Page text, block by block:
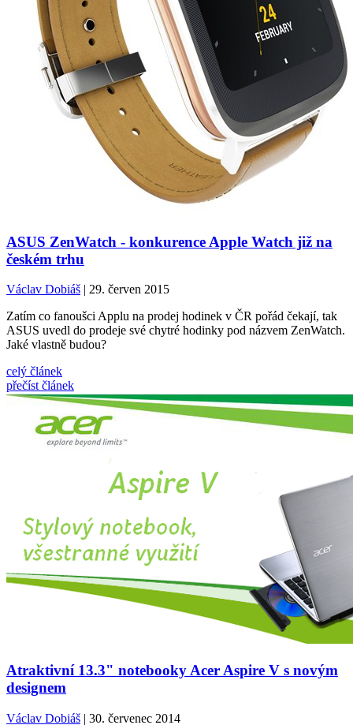
ASUS ZenWatch - konkurence Apple Watch již na
českém trhu
Václav Dobiáš | 29. červen 2015
Zatím co fanoušci Applu na prodej hodinek v ČR pořád čekají, tak
ASUS uvedl do prodeje své chytré hodinky pod názvem ZenWatch.
Jaké vlastně budou?
celý článek
přečíst článek
Atraktivní 13.3" notebooky Acer Aspire V s novým
designem
Václav Dobiáš | 30. červenec 2014